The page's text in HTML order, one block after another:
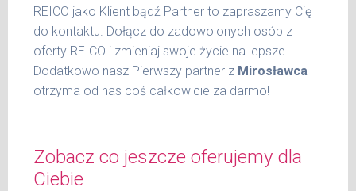
23 -
30 kg
600 g
31 -
37 kg
800 g
aktywności, warunków hodowli oraz innych
czynników.
REICO jako Klient bądź Partner to zapraszamy Cię
do kontaktu. Dołącz do zadowolonych osób z
oferty REICO i zmieniaj swoje życie na lepsze.
Dodatkowo nasz Pierwszy partner z Mirosławca
otrzyma od nas coś całkowicie za darmo!
Zobacz co jeszcze oferujemy dla
Ciebie